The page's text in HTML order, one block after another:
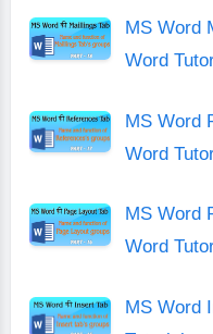
MS Word
Word
MS Word
Word
MS Word
Word
MS Word